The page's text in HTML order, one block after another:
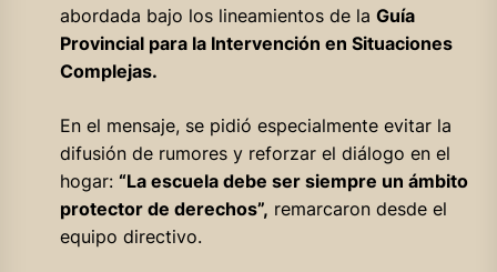
abordada bajo los lineamientos de la Guía
Provincial para la Intervención en Situaciones
Complejas.
En el mensaje, se pidió especialmente evitar la
difusión de rumores y reforzar el diálogo en el
hogar: “La escuela debe ser siempre un ámbito
protector de derechos”, remarcaron desde el
equipo directivo.